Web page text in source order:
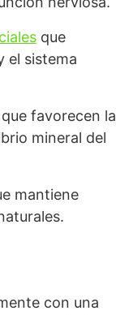
que
el sistema
favorecen la
mineral del
mantiene
con una